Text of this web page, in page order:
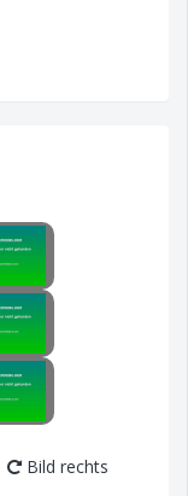
Bild rechts